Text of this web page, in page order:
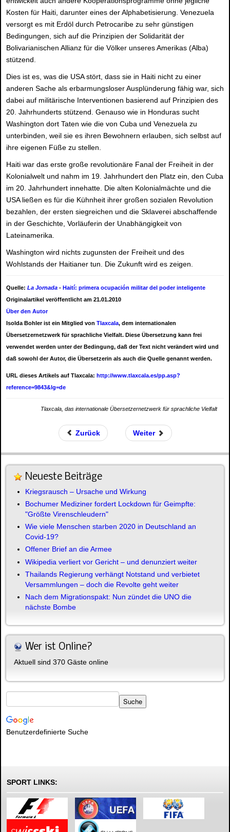
Kosten für Haiti, darunter eines der Alphabetisierung. Venezuela
versorgt es mit Erdöl durch Petrocaribe zu sehr günstigen
Bedingungen, sich auf die Prinzipien der Solidarität der
Bolivarianischen Allianz für die Völker unseres Amerikas (Alba)
stützend.
Dies ist es, was die USA stört, dass sie in Haiti nicht zu einer
anderen Sache als erbarmungsloser Ausplünderung fähig war, sich
dabei auf militärische Interventionen basierend auf Prinzipien des
20. Jahrhunderts stützend. Genauso wie in Honduras sucht
Washington dort Taten wie die von Cuba und Venezuela zu
unterbinden, weil sie es ihren Bewohnern erlauben, sich selbst auf
ihre eigenen Füße zu stellen.
Haiti war das erste große revolutionäre Fanal der Freiheit in der
Kolonialwelt und nahm im 19. Jahrhundert den Platz ein, den Cuba
im 20. Jahrhundert innehatte. Die alten Kolonialmächte und die
USA ließen es für die Kühnheit ihrer großen sozialen Revolution
bezahlen, der ersten siegreichen und die Sklaverei abschaffende
in der Geschichte, Vorläuferin der Unabhängigkeit von
Lateinamerika.
Washington wird nichts zugunsten der Freiheit und des
Wohlstands der Haitianer tun. Die Zukunft wird es zeigen.
Quelle: La Jornada - Haití: primera ocupación militar del poderinteligente
Originalartikel veröffentlicht am 21.01.2010
Über den Autor
Isolda Bohler ist ein Mitglied von Tlaxcala, dem internationalen
Übersetzernetzwerk für sprachliche Vielfalt. Diese Übersetzung kann frei
verwendet werden unter der Bedingung, daß der Text nicht verändert wird und
daß sowohl der Autor, die Übersetzerin als auch die Quelle genannt werden.
URL dieses Artikels auf Tlaxcala: http://www.tlaxcala.es/pp.asp?
reference=9843&lg=de
Tlaxcala, das internationale Übersetzernetzwerk für sprachliche Vielfalt
Zurück Weiter
Neueste Beiträge
Kriegsrausch – Ursache und Wirkung
Bochumer Mediziner fordert Lockdown für Geimpfte:
"Größte Virenschleudern"
Wie viele Menschen starben 2020 in Deutschland an
Covid-19?
Offener Brief an die Armee
Wikipedia verliert vor Gericht – und denunziert weiter
Thailands Regierung verhängt Notstand und verbietet
Versammlungen – doch die Revolte geht weiter
Nach dem Migrationspakt: Nun zündet die UNO die
nächste Bombe
Wer ist Online?
Aktuell sind 370 Gäste online
Benutzerdefinierte Suche
SPORT LINKS: